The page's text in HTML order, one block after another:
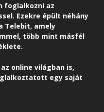
foglalkozni az
Ezekre épült néhány
Telebit, amely
több mint másfél
online világban is,
egy saját